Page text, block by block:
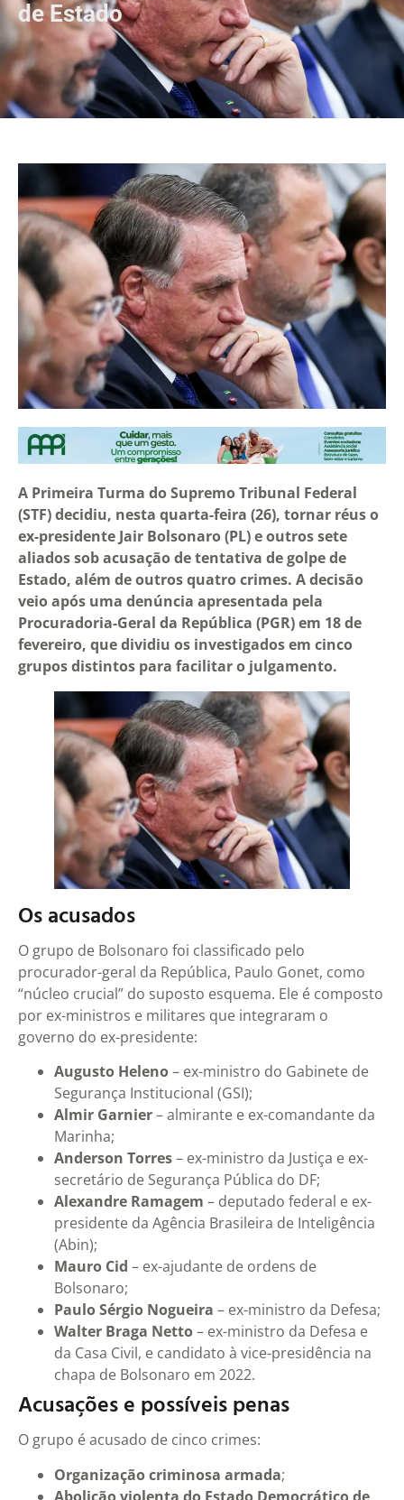
de Estado
A Primeira Turma do Supremo Tribunal Federal
(STF) decidiu, nesta quarta-feira (26), tornar réus o
ex-presidente Jair Bolsonaro (PL) e outros sete
aliados sob acusação de tentativa de golpe de
Estado, além de outros quatro crimes. A decisão
veio após uma denúncia apresentada pela
Procuradoria-Geral da República (PGR) em 18 de
fevereiro, que dividiu os investigados em cinco
grupos distintos para facilitar o julgamento.
Os acusados
O grupo de Bolsonaro foi classificado pelo
procurador-geral da República, Paulo Gonet, como
“núcleo crucial” do suposto esquema. Ele é composto
por ex-ministros e militares que integraram o
governo do ex-presidente:
Augusto Heleno– ex-ministro do Gabinete de
Segurança Institucional (GSI);
Almir Garnier– almirante e ex-comandante da
Marinha;
Anderson Torres– ex-ministro da Justiça e ex-
secretário de Segurança Pública do DF;
Alexandre Ramagem – deputado federal e ex-
presidente da Agência Brasileira de Inteligência
(Abin);
Mauro Cid – ex-ajudante de ordens de
Bolsonaro;
Paulo Sérgio Nogueira – ex-ministro da Defesa;
Walter Braga Netto– ex-ministro da Defesa e
da Casa Civil, e candidato à vice-presidência na
chapa de Bolsonaro em 2022.
Acusações e possíveis penas
O grupo é acusado de cinco crimes:
Organização criminosa armada;